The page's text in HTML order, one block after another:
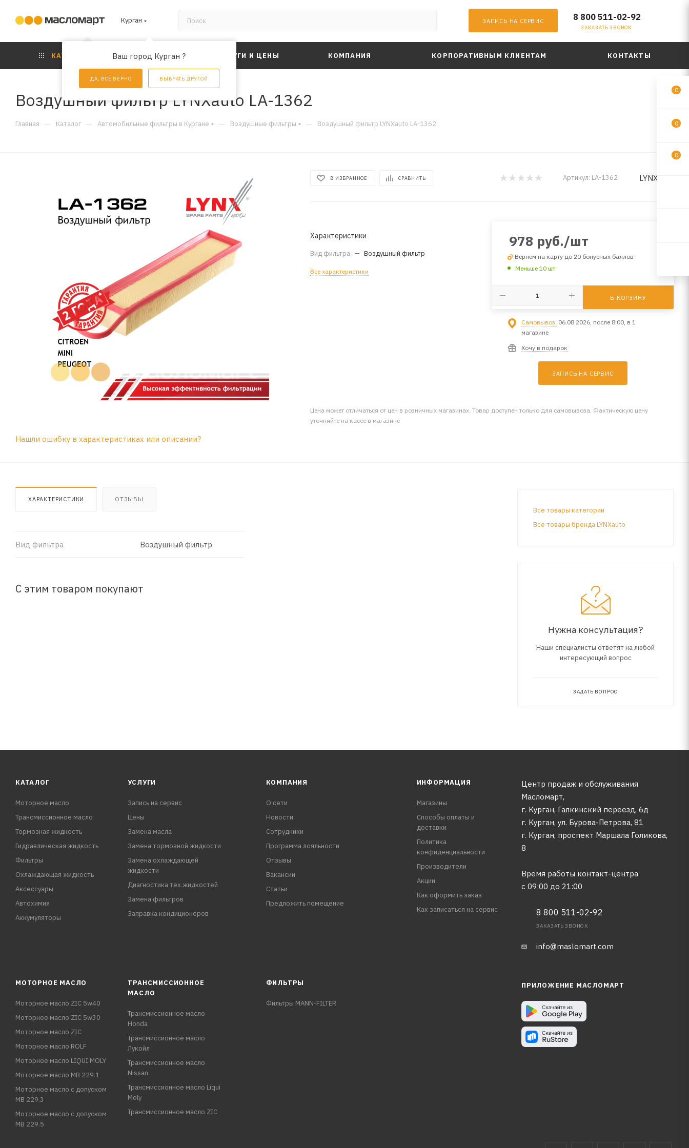
Курган
Ваш город Курган ?
ДА, ВСЕ ВЕРНО ВЫБРАТЬ ДРУГОЙ
ЗАПИСЬ НА СЕРВИС 8 800 511-02-92
ЗАКАЗАТЬ ЗВОНОК
КАТАЛОГ АКЦИИ УСЛУГИ И ЦЕНЫ КОМПАНИЯ КОРПОРАТИВНЫМ КЛИЕНТАМ КОНТАКТЫ
Воздушный фильтр LYNXauto LA-1362
Главная — Каталог — Автомобильные фильтры в Кургане — Воздушные фильтры — Воздушный фильтр LYNXauto LA-1362
В ИЗБРАННОЕ СРАВНИТЬ Артикул: LA-1362 LYNXauto
Характеристики
Вид фильтра — Воздушный фильтр
Все характеристики
978 руб./шт
Вернем на карту до 20 бонусных баллов
Меньше 10 шт
В КОРЗИНУ
Самовывоз: 06.08.2026, после 8:00, в 1
магазине
Хочу в подарок
ЗАПИСЬ НА СЕРВИС
Цена может отличаться от цен в розничных магазинах. Товар доступен только для самовывоза. Фактическую цену
уточняйте на кассе в магазине
Нашли ошибку в характеристиках или описании?
ХАРАКТЕРИСТИКИ ОТЗЫВЫ
Вид фильтра Воздушный фильтр
С этим товаром покупают
Все товары категории
Все товары бренда LYNXauto
Нужна консультация?
Наши специалисты ответят на любой
интересующий вопрос
ЗАДАТЬ ВОПРОС
КАТАЛОГ
Моторное масло
Трансмиссионное масло
Тормозная жидкость
Гидравлическая жидкость
Фильтры
Охлаждающая жидкость
Аксессуары
Автохимия
Аккумуляторы
УСЛУГИ
Запись на сервис
Цены
Замена масла
Замена тормозной жидкости
Замена охлаждающей
жидкости
Диагностика тех.жидкостей
Замена фильтров
Заправка кондиционеров
КОМПАНИЯ
О сети
Новости
Сотрудники
Программа лояльности
Отзывы
Вакансии
Статьи
Предложить помещение
ИНФОРМАЦИЯ
Магазины
Способы оплаты и
доставки
Политика
конфиденциальности
Производители
Акции
Как оформить заказ
Как записаться на сервис
Центр продаж и обслуживания
Масломарт,
г. Курган, Галкинский переезд, 6д
г. Курган, ул. Бурова-Петрова, 81
г. Курган, проспект Маршала Голикова,
8
Время работы контакт-центра
с 09:00 до 21:00
8 800 511-02-92
ЗАКАЗАТЬ ЗВОНОК
info@maslomart.com
МОТОРНОЕ МАСЛО
Моторное масло ZIC 5w40
Моторное масло ZIC 5w30
Моторное масло ZIC
Моторное масло ROLF
Моторное масло LIQUI MOLY
Моторное масло MB 229.1
Моторное масло с допуском
MB 229.3
Моторное масло с допуском
MB 229.5
ТРАНСМИССИОННОЕ
МАСЛО
Трансмиссионное масло
Honda
Трансмиссионное масло
Лукойл
Трансмиссионное масло
Nissan
Трансмиссионное масло Liqui
Moly
Трансмиссионное масло ZIC
ФИЛЬТРЫ
Фильтры MANN-FILTER
ПРИЛОЖЕНИЕ МАСЛОМАРТ
0
0
0